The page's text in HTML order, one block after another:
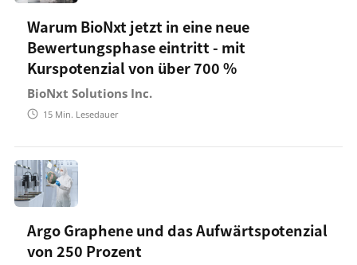
Warum BioNxt jetzt in eine neue
Bewertungsphase eintritt - mit
Kurspotenzial von über 700 %
BioNxt Solutions Inc.
15 Min. Lesedauer
Argo Graphene und das Aufwärtspotenzial
von 250 Prozent